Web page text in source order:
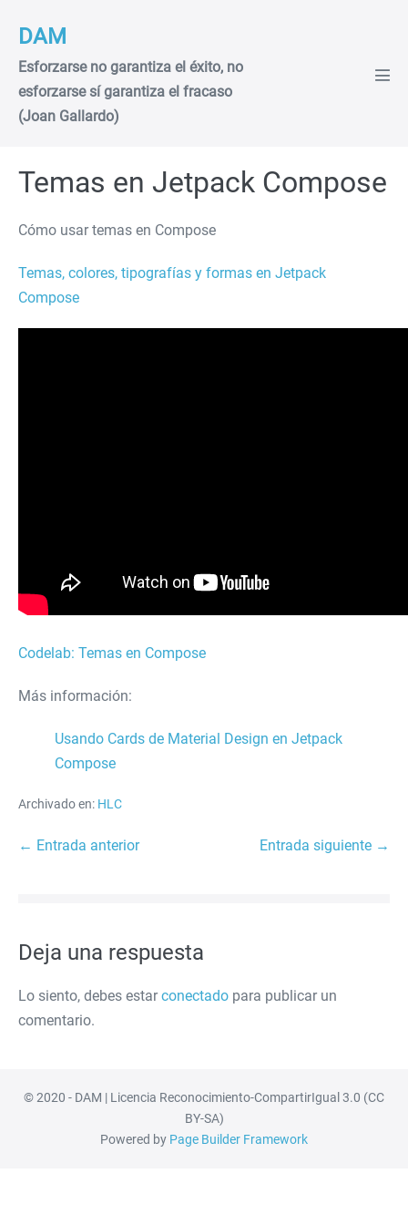
contenido
DAM
Esforzarse no garantiza el éxito, no
esforzarse sí garantiza el fracaso
(Joan Gallardo)
Temas en Jetpack Compose
Cómo usar temas en Compose
Temas, colores, tipografías y formas en Jetpack
Compose
Codelab: Temas en Compose
Más información:
Usando Cards de Material Design en Jetpack
Compose
Archivado en: HLC
Navegación
← Entrada anterior Entrada siguiente →
Deja una respuesta
Lo siento, debes estarconectado para publicar un
comentario.
© 2020 - DAM | Licencia Reconocimiento-CompartirIgual 3.0 (CC
BY-SA)
Powered by Page Builder Framework